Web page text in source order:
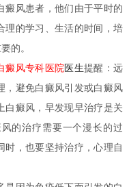
癜风患者，他们由于平时的
理的学习、生活的时间，培
的。
癜风专科医院医生提醒：远
，避免白癜风引发或白癜风
白癜风，早发现早治疗是关
的治疗需要一个漫长的过
时，也要坚持治疗，心理自